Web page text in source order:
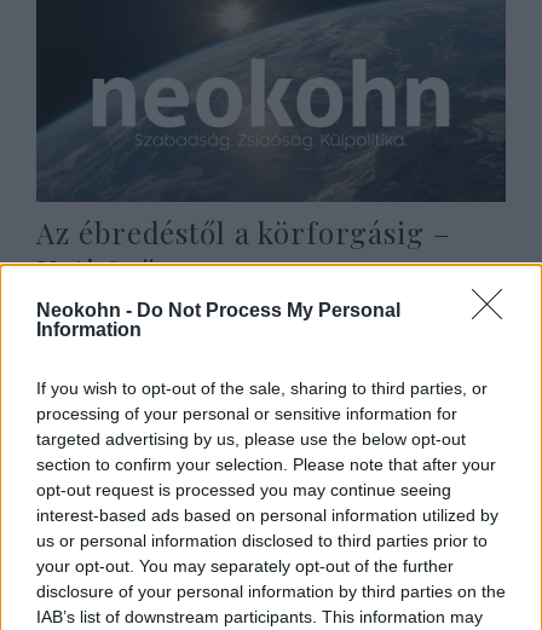
Neokohn - Do Not Process My Personal
Information
If you wish to opt-out of the sale, sharing to third parties, or
processing of your personal or sensitive information for
targeted advertising by us, please use the below opt-out
section to confirm your selection. Please note that after your
opt-out request is processed you may continue seeing
interest-based ads based on personal information utilized by
us or personal information disclosed to third parties prior to
your opt-out. You may separately opt-out of the further
disclosure of your personal information by third parties on the
IAB’s list of downstream participants. This information may
Az ébredéstől a körforgásig –
Heti Grün
2021. augusztus 23.